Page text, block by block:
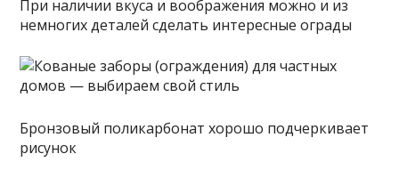
При наличии вкуса и воображения можно и из
немногих деталей сделать интересные ограды
Бронзовый поликарбонат хорошо подчеркивает
рисунок